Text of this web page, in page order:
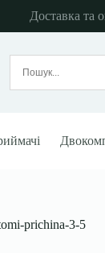
Доставка та
prichina-3-5